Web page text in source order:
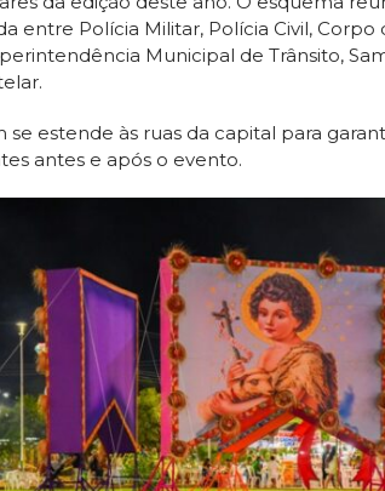
entre Polícia Militar, Polícia Civil,
Municipal de Trânsito,
estende às ruas da capital para
antes e após o evento.